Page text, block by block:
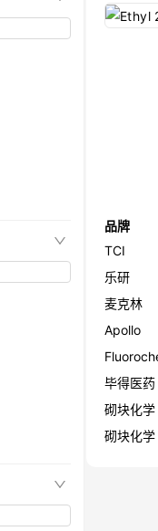
品牌
TCI
乐研
麦克林
Apollo
毕得医药
砌块化学
砌块化学